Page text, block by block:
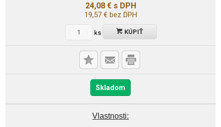
24,08 €s DPH
19,57 €bez DPH
ks KÚPIŤ
Skladom
Vlastnosti: